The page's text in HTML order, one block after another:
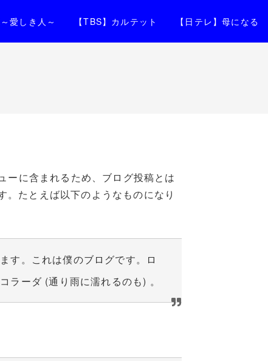
愛しき人～ 【TBS】カルテット 【日テレ】母になる
ーに含まれるため、ブログ投稿とは
たとえば以下のようなものになり
す。これは僕のブログです。ロ
ラーダ (通り雨に濡れるのも) 。